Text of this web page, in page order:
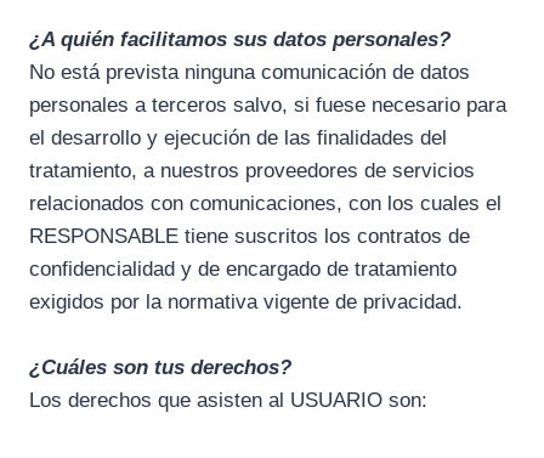
¿A quién facilitamos sus datos personales?
No está prevista ninguna comunicación de datos
personales a terceros salvo, si fuese necesario para
el desarrollo y ejecución de las finalidades del
tratamiento, a nuestros proveedores de servicios
relacionados con comunicaciones, con los cuales el
RESPONSABLE tiene suscritos los contratos de
confidencialidad y de encargado de tratamiento
exigidos por la normativa vigente de privacidad.
¿Cuáles son tus derechos?
Los derechos que asisten al USUARIO son: